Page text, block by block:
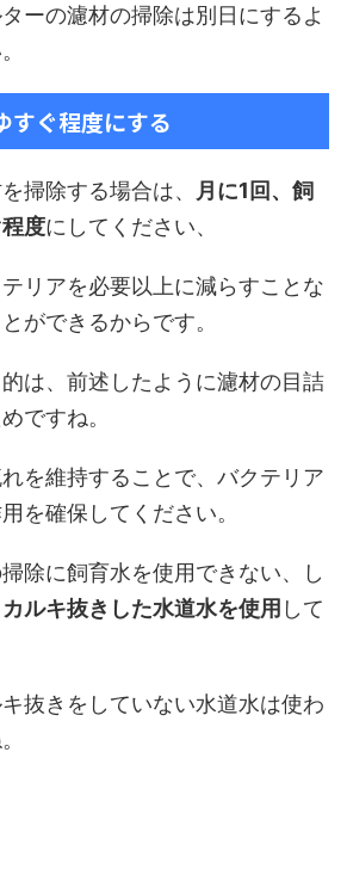
ーの濾材の掃除は別日にするよ
すぐ程度にする
掃除する場合は、
月に1回、飼
度にしてください、
リアを必要以上に減らすことな
ができるからです。
は、前述したように濾材の目詰
ですね。
を維持することで、バクテリア
を確保してください。
除に飼育水を使用できない、し
カルキ抜きした水道水を使用 して
抜きをしていない水道水は使わ